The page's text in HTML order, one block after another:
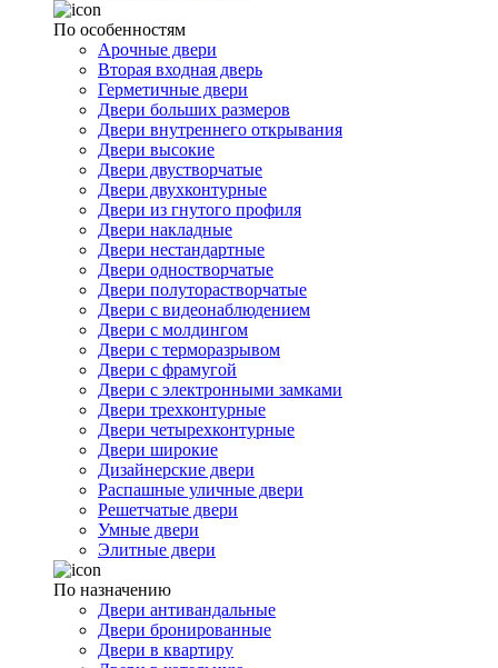
По особенностям
Арочные двери
Вторая входная дверь
Герметичные двери
Двери больших размеров
Двери внутреннего открывания
Двери высокие
Двери двустворчатые
Двери двухконтурные
Двери из гнутого профиля
Двери накладные
Двери нестандартные
Двери одностворчатые
Двери полуторастворчатые
Двери с видеонаблюдением
Двери с молдингом
Двери с терморазрывом
Двери с фрамугой
Двери с электронными замками
Двери трехконтурные
Двери четырехконтурные
Двери широкие
Дизайнерские двери
Распашные уличные двери
Решетчатые двери
Умные двери
Элитные двери
По назначению
Двери антивандальные
Двери бронированные
Двери в квартиру